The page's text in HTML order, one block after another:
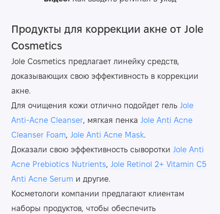
Продукты для коррекции акне от Jole
Cosmetics
Jole Cosmetics предлагает линейку средств,
доказывающих свою эффективность в коррекции
акне.
Для очищения кожи отлично подойдет гель Jole
Anti-Acne Cleanser, мягкая пенка Jole Anti Acne
Cleanser Foam, Jole Anti Acne Mask.
Доказали свою эффективность сыворотки Jole Anti
Acne Prebiotics Nutrients, Jole Retinol 2+ Vitamin C5
Anti Acne Serum и другие.
Косметологи компании предлагают клиентам
наборы продуктов, чтобы обеспечить